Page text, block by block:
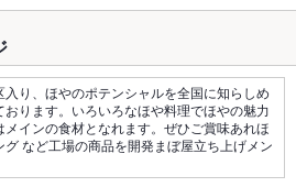
り、ほやのポテンシャルを全国に知らしめ
ります。いろいろなほや料理でほやの魅力
インの食材となれます。ぜひご賞味あれほ
など工場の商品を開発まぼ屋立ち上げメン